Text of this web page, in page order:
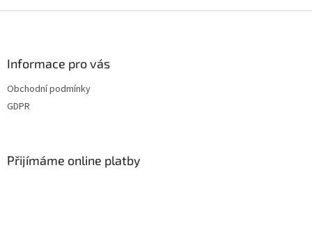
Informace pro vás
Obchodní podmínky
GDPR
Přijímáme online platby